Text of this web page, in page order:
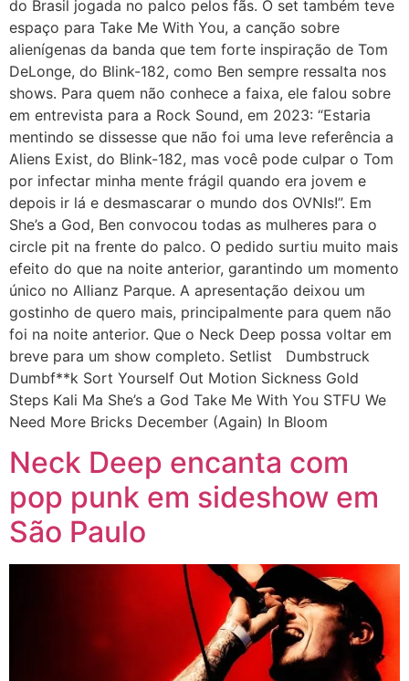
do Brasil jogada no palco pelos fãs. O set também teve
espaço para Take Me With You, a canção sobre
alienígenas da banda que tem forte inspiração de Tom
DeLonge, do Blink-182, como Ben sempre ressalta nos
shows. Para quem não conhece a faixa, ele falou sobre
em entrevista para a Rock Sound, em 2023: “Estaria
mentindo se dissesse que não foi uma leve referência a
Aliens Exist, do Blink-182, mas você pode culpar o Tom
por infectar minha mente frágil quando era jovem e
depois ir lá e desmascarar o mundo dos OVNIs!”. Em
She’s a God, Ben convocou todas as mulheres para o
circle pit na frente do palco. O pedido surtiu muito mais
efeito do que na noite anterior, garantindo um momento
único no Allianz Parque. A apresentação deixou um
gostinho de quero mais, principalmente para quem não
foi na noite anterior. Que o Neck Deep possa voltar em
breve para um show completo. Setlist Dumbstruck
Dumbf**k Sort Yourself Out Motion Sickness Gold
Steps Kali Ma She’s a God Take Me With You STFU We
Need More Bricks December (Again) In Bloom
Neck Deep encanta com
pop punk em sideshow em
São Paulo